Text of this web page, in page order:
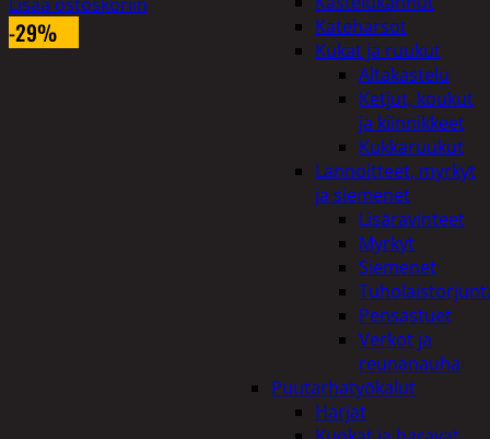
Kateharsot
Kukat ja ruukut
Altakastelu
Ketjut, koukut
ja kiinnikkeet
Kukkaruukut
Lannoitteet, myrkyt
ja siemenet
Lisäravinteet
Myrkyt
Siemenet
Pensastuet
Verkot ja
reunanauha
Puutarhatyökalut
Harjat
-29%